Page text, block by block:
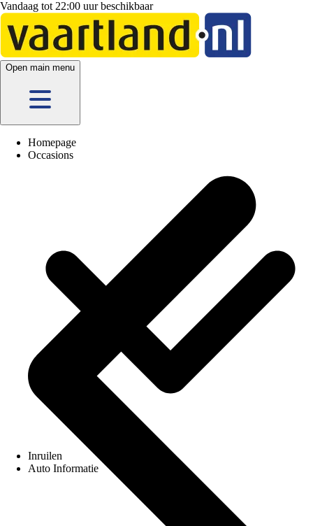
Vandaag tot 22:00 uur beschikbaar
Open main menu
Homepage
Occasions
Inruilen
Auto Informatie